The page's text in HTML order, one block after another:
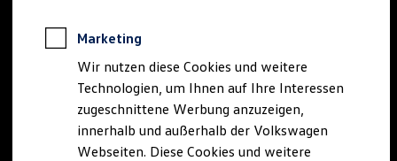
Rekuperation
Laden unterwegs
Laden Zuhause
Ladestationen finden
Ladezeitensimulator
Batterie
Sicherheit
Marketing
Wir nutzen diese Cookies und weitere
Technologien, um Ihnen auf Ihre Interessen
zugeschnittene Werbung anzuzeigen,
innerhalb und außerhalb der Volkswagen
Webseiten. Diese Cookies und weitere